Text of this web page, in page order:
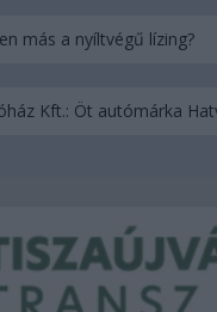
más a nyíltvégű lízing?
Kft.: Öt autómárka